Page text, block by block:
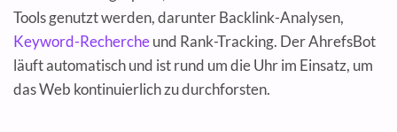
Tools genutzt werden, darunter Backlink-Analysen,
Keyword-Rechercheund Rank-Tracking. Der AhrefsBot
läuft automatisch und ist rund um die Uhr im Einsatz, um
das Web kontinuierlich zu durchforsten.